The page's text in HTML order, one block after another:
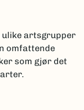
ulike artsgrupper
omfattende
som gjør det